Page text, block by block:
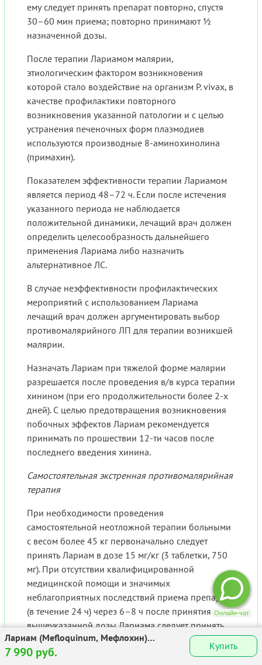
ему следует принять препарат повторно, спустя
30–60 мин приема; повторно принимают ½
назначенной дозы.
После терапии Лариамом малярии,
этиологическим фактором возникновения
которой стало воздействие на организм P. vivax, в
качестве профилактики повторного
возникновения указанной патологии и с целью
устранения печеночных форм плазмодиев
используются производные 8-аминохинолина
(примахин).
Показателем эффективности терапии Лариамом
является период 48–72 ч. Если после истечения
указанного периода не наблюдается
положительной динамики, лечащий врач должен
определить целесообразность дальнейшего
применения Лариама либо назначить
альтернативное ЛС.
В случае неэффективности профилактических
мероприятий с использованием Лариама
лечащий врач должен аргументировать выбор
противомалярийного ЛП для терапии возникшей
малярии.
Назначать Лариам при тяжелой форме малярии
разрешается после проведения в/в курса терапии
хинином (при его продолжительности более 2-х
дней). С целью предотвращения возникновения
побочных эффектов Лариам рекомендуется
принимать по прошествии 12-ти часов после
последнего введения хинина.
Самостоятельная экстренная противомалярийная
терапия
При необходимости проведения
самостоятельной неотложной терапии больными
с весом более 45 кг первоначально следует
принять Лариам в дозе 15 мг/кг (3 таблетки, 750
мг). При отсутствии квалифицированной
медицинской помощи и значимых
неблагоприятных последствий приема препарата
(в течение 24 ч) через 6–8 ч после принятия
вышеуказанной дозы Лариама следует принять
еще 500 мг (2 таблетки).
Лариам (Mefloquinum, Мефлохин)
таблетки 250мг №8
7 990 руб. Купить